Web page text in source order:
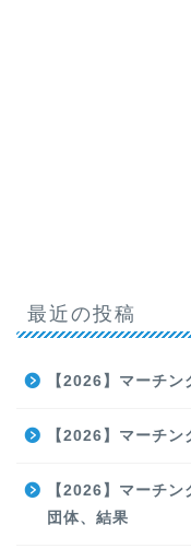
最近の投稿
【2026】マーチ
【2026】マーチ
【2026】マーチ
団体、結果